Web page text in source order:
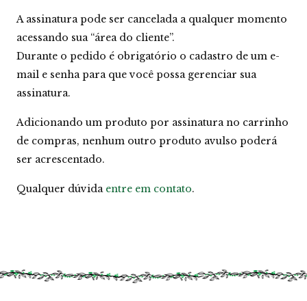
A assinatura pode ser cancelada a qualquer momento
acessando sua “área do cliente”.
Durante o pedido é obrigatório o cadastro de um e-
mail e senha para que você possa gerenciar sua
assinatura.
Adicionando um produto por assinatura no carrinho
de compras, nenhum outro produto avulso poderá
ser acrescentado.
Qualquer dúvida entre em contato.